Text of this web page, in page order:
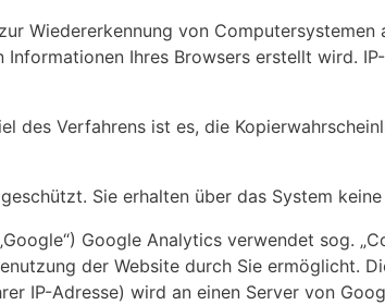
Wiedererkennung von Computersystemen
Ihres Browsers erstellt wird.
des Verfahrens ist es, die
Sie erhalten über das System keine
Google Analytics verwendet sog.
der Website durch Sie ermöglicht.
IP-Adresse) wird an einen Server von